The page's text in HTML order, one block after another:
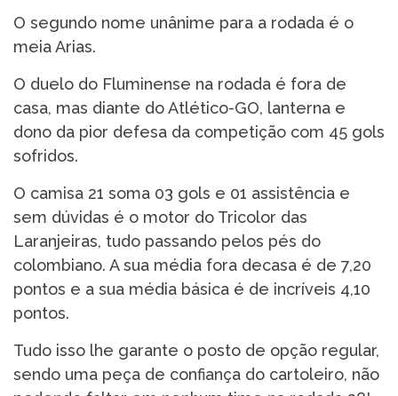
O segundo nome unânime para a rodada é o
meia Arias.
O duelo do Fluminense na rodada é fora de
casa, mas diante do Atlético-GO, lanterna e
dono da pior defesa da competição com 45 gols
sofridos.
O camisa 21 soma 03 gols e 01 assistência e
sem dúvidas é o motor do Tricolor das
Laranjeiras, tudo passando pelos pés do
colombiano. A sua média fora decasa é de 7,20
pontos e a sua média básica é de incríveis 4,10
pontos.
Tudo isso lhe garante o posto de opção regular,
sendo uma peça de confiança do cartoleiro, não